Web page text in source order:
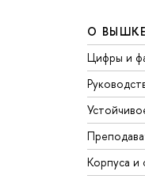
О ВЫШКЕ
Цифры и
Корпуса и